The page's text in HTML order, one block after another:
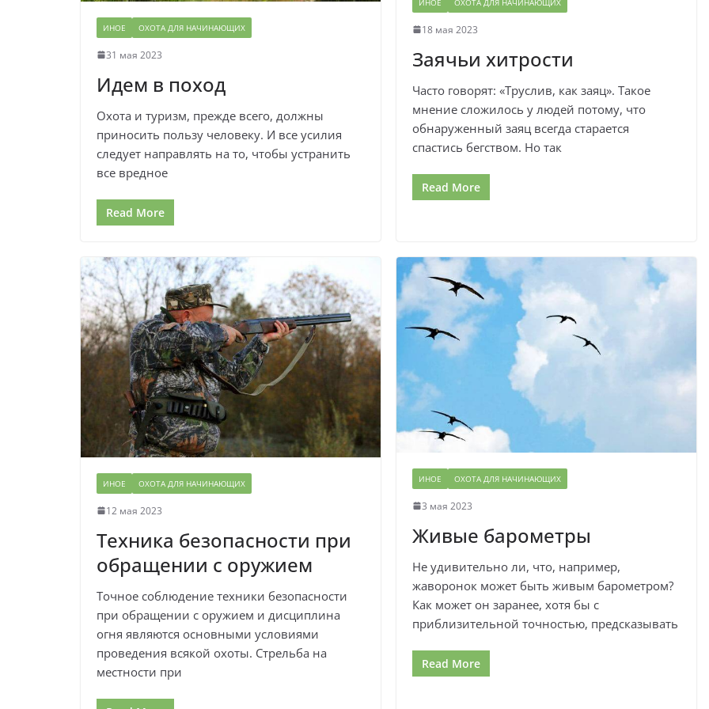
ИНОЕ ОХОТА ДЛЯ НАЧИНАЮЩИХ
31 мая 2023
Идем в поход
Охота и туризм, прежде всего, должны
приносить пользу человеку. И все усилия
следует направлять на то, чтобы устранить
все вредное
Read More
18 мая 2023
Заячьи хитрости
Часто говорят: «Труслив, как заяц». Такое
мнение сложилось у людей потому, что
обнаруженный заяц всегда старается
спастись бегством. Но так
Read More
ИНОЕ ОХОТА ДЛЯ НАЧИНАЮЩИХ
12 мая 2023
Техника безопасности при
обращении с оружием
Точное соблюдение техники безопасности
при обращении с оружием и дисциплина
огня являются основными условиями
проведения всякой охоты. Стрельба на
местности при
ИНОЕ ОХОТА ДЛЯ НАЧИНАЮЩИХ
3 мая 2023
Живые барометры
Не удивительно ли, что, например,
жаворонок может быть живым барометром?
Как может он заранее, хотя бы с
приблизительной точностью, предсказывать
Read More